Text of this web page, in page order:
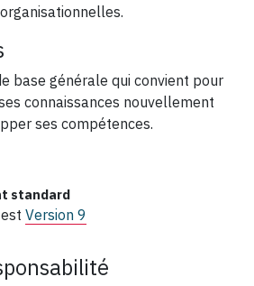
base générale qui convient pour
connaissances nouvellement
ses compétences.
standard
Version 9